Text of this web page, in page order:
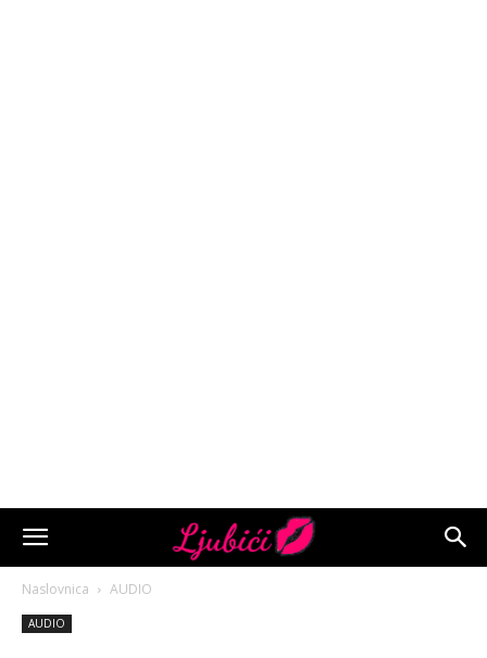
Naslovnica AUDIO
AUDIO